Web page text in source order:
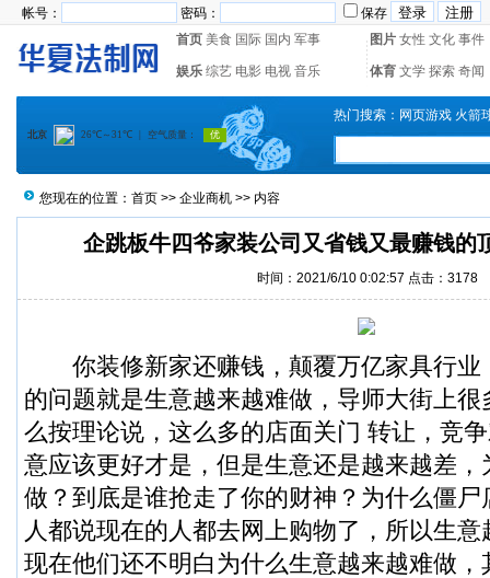
帐号： 密码：
保存
首页 美食 国际 国内 军事 图片 女性 文化 事件
娱乐 综艺 电影 电视 音乐 体育 文学 探索 奇闻
热门搜索： 网页游戏 火箭
您现在的位置： 首页 >> 企业商机 >> 内容
企跳板牛四爷家装公司又省钱又最赚钱的
时间：2021/6/10 0:02:57 点击： 3178
你装修新家还赚钱，颠覆万亿家具行业
的问题就是生意越来越难做，导师大街上
么按理论说，这么多的店面关门 转让，竞
意应该更好才是，但是生意还是越来越差
做？到底是谁抢走了你的财神？为什么僵
人都说现在的人都去网上购物了，所以生
现在他们还不明白为什么生意越来越难做